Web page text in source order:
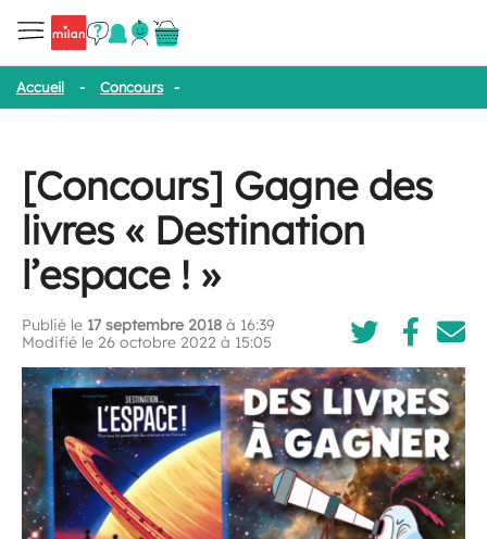
Accueil - Concours -
[Concours] Gagne des
livres « Destination
l’espace ! »
Publié le 17 septembre 2018 à 16:39
Modifié le 26 octobre 2022 à 15:05